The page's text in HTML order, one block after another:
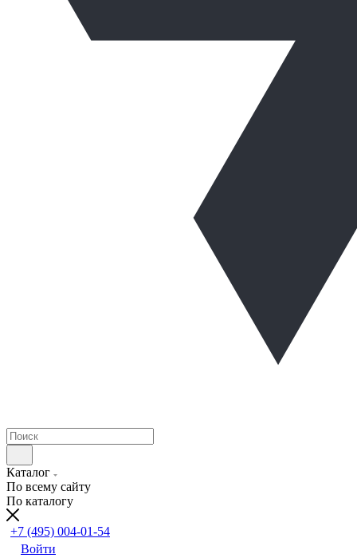
Каталог
По всему сайту
По каталогу
+7 (495) 004-01-54
Войти